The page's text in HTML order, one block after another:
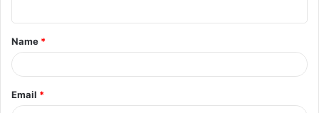
t
*
Name *
Email *